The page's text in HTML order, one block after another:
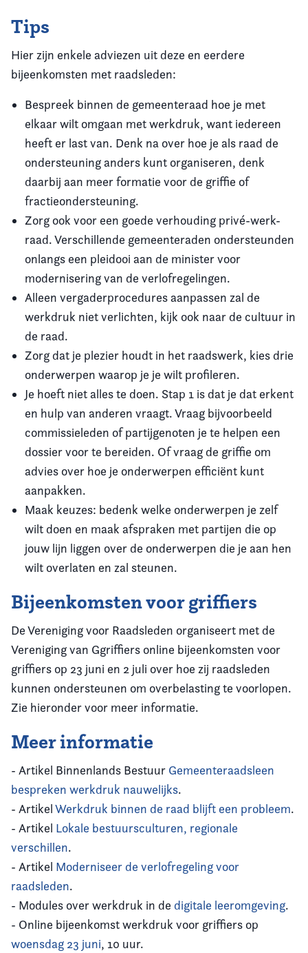
Tips
Hier zijn enkele adviezen uit deze en eerdere
bijeenkomsten met raadsleden:
Bespreek binnen de gemeenteraad hoe je met
elkaar wilt omgaan met werkdruk, want iedereen
heeft er last van. Denk na over hoe je als raad de
ondersteuning anders kunt organiseren, denk
daarbij aan meer formatie voor de griffie of
fractieondersteuning.
Zorg ook voor een goede verhouding privé-werk-
raad. Verschillende gemeenteraden ondersteunden
onlangs een pleidooi aan de minister voor
modernisering van de verlofregelingen.
Alleen vergaderprocedures aanpassen zal de
werkdruk niet verlichten, kijk ook naar de cultuur in
de raad.
Zorg dat je plezier houdt in het raadswerk, kies drie
onderwerpen waarop je je wilt profileren.
Je hoeft niet alles te doen. Stap 1 is dat je dat erkent
en hulp van anderen vraagt. Vraag bijvoorbeeld
commissieleden of partijgenoten je te helpen een
dossier voor te bereiden. Of vraag de griffie om
advies over hoe je onderwerpen efficiënt kunt
aanpakken.
Maak keuzes: bedenk welke onderwerpen je zelf
wilt doen en maak afspraken met partijen die op
jouw lijn liggen over de onderwerpen die je aan hen
wilt overlaten en zal steunen.
Bijeenkomsten voor griffiers
De Vereniging voor Raadsleden organiseert met de
Vereniging van Ggriffiers online bijeenkomsten voor
griffiers op 23 juni en 2 juli over hoe zij raadsleden
kunnen ondersteunen om overbelasting te voorlopen.
Zie hieronder voor meer informatie.
Meer informatie
- Artikel Binnenlands Bestuur Gemeenteraadsleen
bespreken werkdruk nauwelijks.
- ArtikelWerkdruk binnen de raad blijft een probleem.
- Artikel Lokale bestuursculturen, regionale
verschillen.
- Artikel Moderniseer de verlofregeling voor
raadsleden.
- Modules over werkdruk in de digitale leeromgeving.
- Online bijeenkomst werkdruk voor griffiers op
woensdag 23 juni, 10 uur.